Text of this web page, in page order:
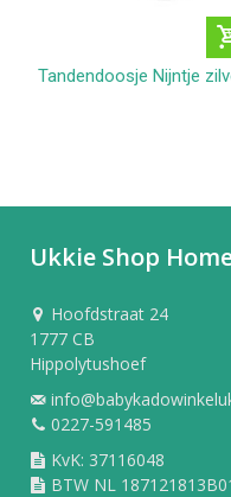
Tandendoosje Nijntje
Ukkie Shop
Hoofdstraat 24
1777 CB
Hippolytushoef
0227-591485
KvK: 37116048
BTW NL